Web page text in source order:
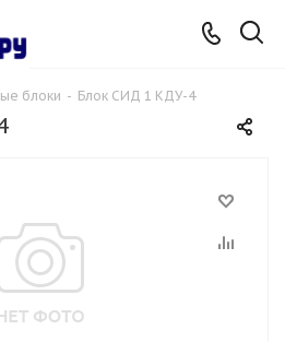
блоки - Блок СИД 1 КДУ-4